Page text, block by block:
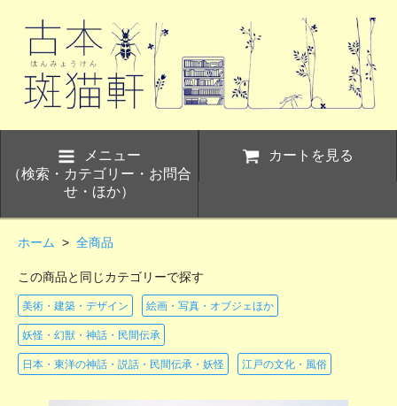
メニュー
（検索・カテゴリー・お問合
せ・ほか）
カートを見る
ホーム > 全商品
この商品と同じカテゴリーで探す
美術・建築・デザイン 絵画・写真・オブジェほか
妖怪・幻獣・神話・民間伝承
日本・東洋の神話・説話・民間伝承・妖怪 江戸の文化・風俗